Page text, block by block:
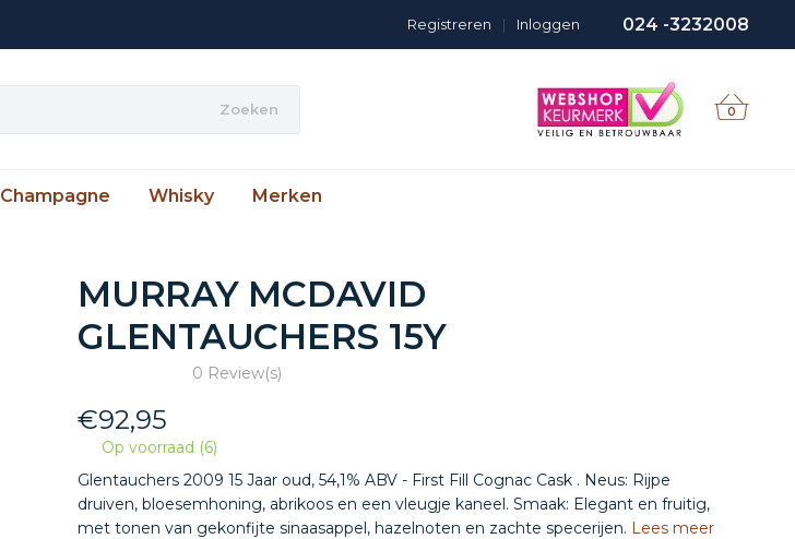
024 -3232008
Inloggen
|
Registreren
Zoeken 0
Champagne Whisky Merken
MURRAY MCDAVID
GLENTAUCHERS 15Y
0 Review(s)
€92,95
Op voorraad (6)
Glentauchers 2009 15 Jaar oud, 54,1% ABV - First Fill Cognac Cask . Neus: Rijpe
druiven, bloesemhoning, abrikoos en een vleugje kaneel. Smaak: Elegant en fruitig,
met tonen van gekonfijte sinaasappel, hazelnoten en zachte specerijen. Lees meer